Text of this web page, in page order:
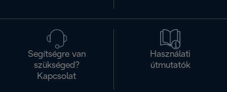
Segítségre van
szükséged?
Kapcsolat
Használati
útmutatók